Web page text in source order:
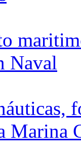
Naval
Marina